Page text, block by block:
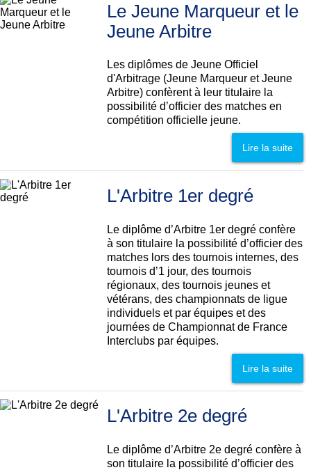
Le Jeune Marqueur et le
Jeune Arbitre
Les diplômes de Jeune Officiel
d'Arbitrage (Jeune Marqueur et Jeune
Arbitre) confèrent à leur titulaire la
possibilité d’officier des matches en
compétition officielle jeune.
Lire la suite
L'Arbitre 1er degré
Le diplôme d’Arbitre 1er degré confère
à son titulaire la possibilité d’officier des
matches lors des tournois internes, des
tournois d’1 jour, des tournois
régionaux, des tournois jeunes et
vétérans, des championnats de ligue
individuels et par équipes et des
journées de Championnat de France
Interclubs par équipes.
Lire la suite
L'Arbitre 2e degré
Le diplôme d’Arbitre 2e degré confère à
son titulaire la possibilité d’officier des